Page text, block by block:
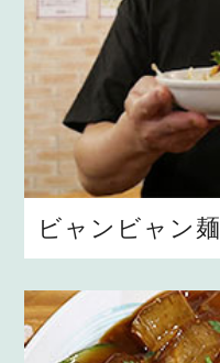
ビャンビャン麺